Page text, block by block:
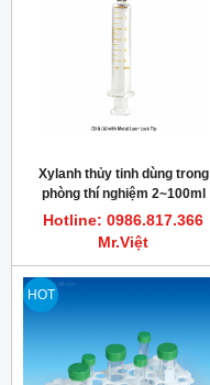
Xylanh thủy tinh dùng trong
phòng thí nghiệm 2~100ml
TRUTH
Hotline: 0986.817.366
Mr.Việt
HOT